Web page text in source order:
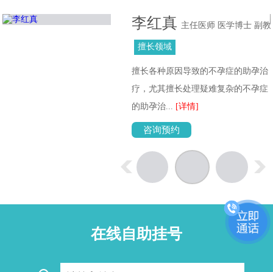
李红真 主任医师 医学博士 副教
授擅长领域
擅长各种原因导致的不孕症的助孕治
疗，尤其擅长处理疑难复杂的不孕症
的助孕治... [详情]
咨询预约
在线自助挂号